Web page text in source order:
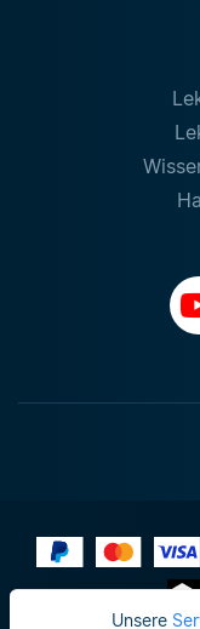
Unsere